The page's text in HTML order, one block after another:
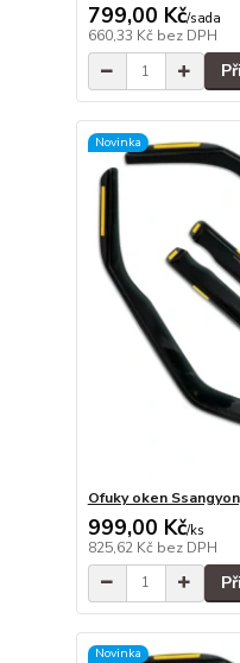
799,00 Kč/sada
660,33 Kč bez DPH
Novinka
Ofuky oken
999,00 Kč/ks
825,62 Kč bez DPH
Novinka